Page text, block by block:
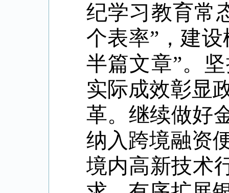
纪学习教育常
个表率” ，建
半篇文章”。
实际成效彰显
革。继续做好
纳入跨境融资
境内高新技术